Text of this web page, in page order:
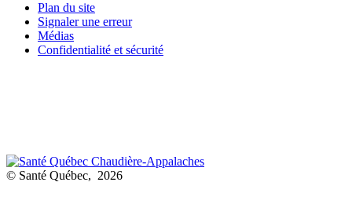
Plan du site
Signaler une erreur
Médias
Confidentialité et sécurité
© Santé Québec, 2026